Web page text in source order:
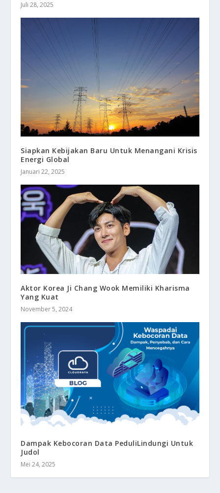
Juli 28, 2025
Siapkan Kebijakan Baru Untuk Menangani Krisis
Energi Global
Januari 22, 2025
Aktor Korea Ji Chang Wook Memiliki Kharisma
Yang Kuat
November 5, 2024
Dampak Kebocoran Data PeduliLindungi Untuk
Judol
Mei 24, 2025